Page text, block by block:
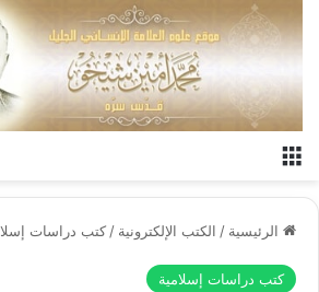
الرئيسية / الكتب الإلكترونية / كتب دراسات
كتب دراسات إسلامية